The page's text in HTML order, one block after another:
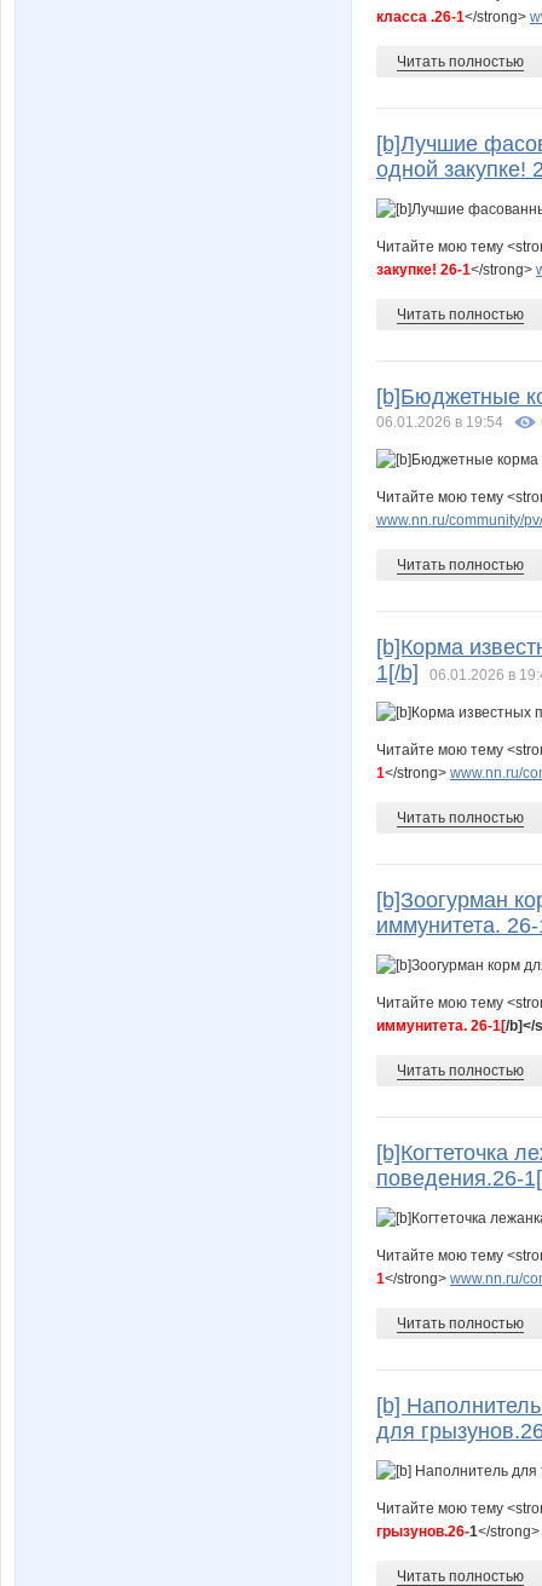
класса .26-1</strong>
Читать полностью
[b]Лучшие
одной закупке!
Читайте мою тему
закупке! 26-1</strong>
Читать полностью
[b]Бюджетные
06.01.2026 в 19:54
Читайте мою тему
www.nn.ru/community/
Читать полностью
[b]Корма
1[/b]
06.01.2026 в
Читайте мою тему
1</strong> www.nn.ru/
Читать полностью
[b]Зоогурман
иммунитета.
Читайте мою тему
иммунитета. 26-1[/b]</
Читать полностью
[b]Когтеточка
поведения.26-
Читайте мою тему
1</strong> www.nn.ru/
Читать полностью
[b]
для
Читайте мою тему
грызунов.26-1</strong>
Читать полностью